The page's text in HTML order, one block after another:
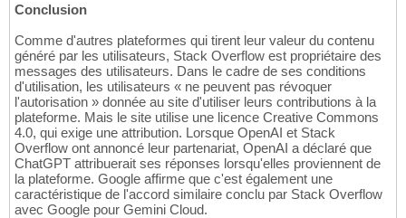
Conclusion
Comme d'autres plateformes qui tirent leur valeur du contenu
généré par les utilisateurs, Stack Overflow est propriétaire des
messages des utilisateurs. Dans le cadre de ses conditions
d'utilisation, les utilisateurs « ne peuvent pas révoquer
l'autorisation » donnée au site d'utiliser leurs contributions à la
plateforme. Mais le site utilise une licence Creative Commons
4.0, qui exige une attribution. Lorsque OpenAI et Stack
Overflow ont annoncé leur partenariat, OpenAI a déclaré que
ChatGPT attribuerait ses réponses lorsqu'elles proviennent de
la plateforme. Google affirme que c'est également une
caractéristique de l'accord similaire conclu par Stack Overflow
avec Google pour Gemini Cloud.